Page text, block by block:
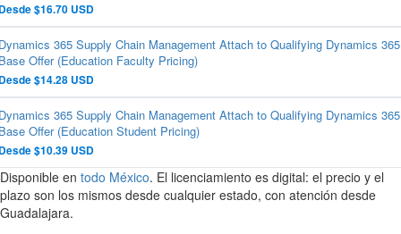
$16.70 USD
365 Supply Chain Management Attach to Qualifying Dynamics 365
Offer (Education Faculty Pricing)
$14.28 USD
365 Supply Chain Management Attach to Qualifying Dynamics 365
Offer (Education Student Pricing)
$10.39 USD
Disponible en todo México. El licenciamiento es digital: el precio y el
plazo son los mismos desde cualquier estado, con atención desde
Guadalajara.